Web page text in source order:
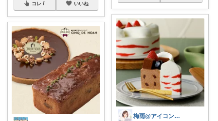
コレ いいね
梅雨@アイコン変えました